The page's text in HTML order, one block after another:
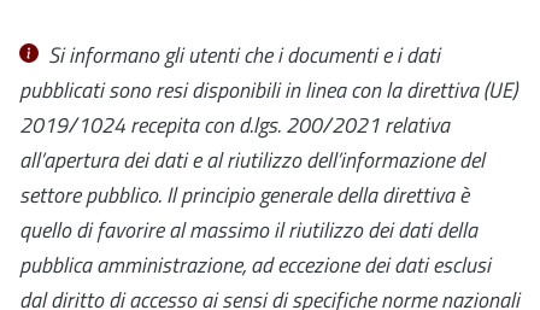
Si informano gli utenti che i documenti e i dati
pubblicati sono resi disponibili in linea con ladirettiva (UE)
2019/1024recepita con d.lgs. 200/2021relativa
all’apertura dei dati e al riutilizzo dell’informazione del
settore pubblico. Il principio generale della direttiva è
quello di favorire al massimo il riutilizzo dei dati della
pubblica amministrazione, ad eccezione dei dati esclusi
dal diritto di accesso ai sensi di specifiche norme nazionali